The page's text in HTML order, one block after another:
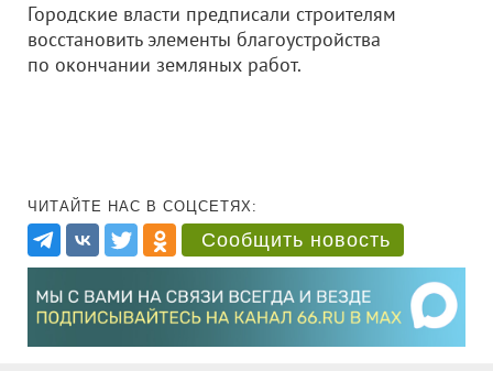
Городские власти предписали строителям
восстановить элементы благоустройства
по окончании земляных работ.
ЧИТАЙТЕ НАС В СОЦСЕТЯХ:
Сообщить новость